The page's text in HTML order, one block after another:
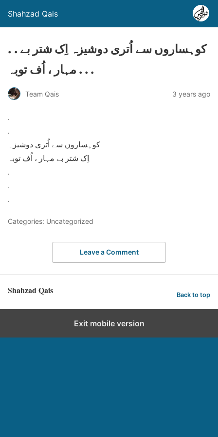
Shahzad Qais
. . کوہساروں سے اُتری دوشیزہ اِک شتر بے
مہار ، اُف توبہ . . .
Team Qais 3 years ago
.
.
کوہساروں سے اُتری دوشیزہ
اِک شتر بے مہار ، اُف توبہ
.
.
.
Categories: Uncategorized
Leave a Comment
Shahzad Qais Back to top
Exit mobile version